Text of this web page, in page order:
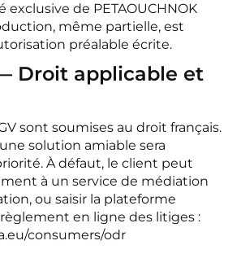
exclusive de PETAOUCHNOK
même partielle, est
préalable écrite.
Droit applicable et
sont soumises au droit français.
solution amiable sera
À défaut, le client peut
à un service de médiation
ou saisir la plateforme
en ligne des litiges :
consumers/odr